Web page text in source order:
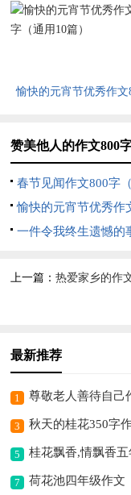
篇）
愉快的元宵节优秀作文
赞美他人的作文800
春节见闻作文800字
篇）
愉快的元宵节优秀作
（通用10篇）
一件令我终生遗憾的
上一篇：热爱家乡的作
最新推荐
1
3 秋天的桂花350字
5
7 荷花池四年级作文